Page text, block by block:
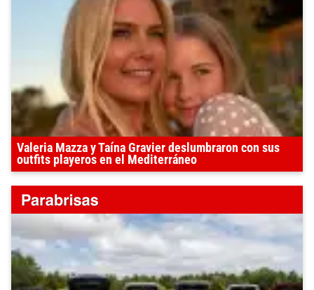
Valeria Mazza y Taína Gravier deslumbraron con sus
outfits playeros en el Mediterráneo